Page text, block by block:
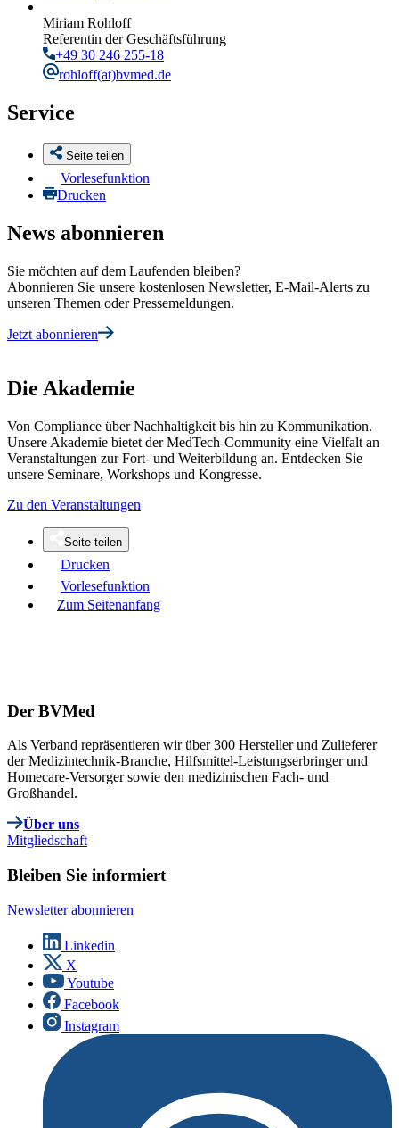
Miriam Rohloff
Referentin der Geschäftsführung
+49 30 246 255-18
rohloff(at)bvmed.de
Service
Seite teilen
Vorlesefunktion
Drucken
News abonnieren
Sie möchten auf dem Laufenden bleiben?
Abonnieren Sie unsere kostenlosen Newsletter, E-Mail-Alerts zu
unseren Themen oder Pressemeldungen.
Jetzt abonnieren
Die Akademie
Von Compliance über Nachhaltigkeit bis hin zu Kommunikation.
Unsere Akademie bietet der MedTech-Community eine Vielfalt an
Veranstaltungen zur Fort- und Weiterbildung an. Entdecken Sie
unsere Seminare, Workshops und Kongresse.
Zu den Veranstaltungen
Seite teilen
Drucken
Vorlesefunktion
Zum Seitenanfang
Der BVMed
Als Verband repräsentieren wir über 300 Hersteller und Zulieferer
der Medizintechnik-Branche, Hilfsmittel-Leistungserbringer und
Homecare-Versorger sowie den medizinischen Fach- und
Großhandel.
Über uns
Mitgliedschaft
Bleiben Sie informiert
Newsletter abonnieren
Linkedin
X
Youtube
Facebook
Instagram